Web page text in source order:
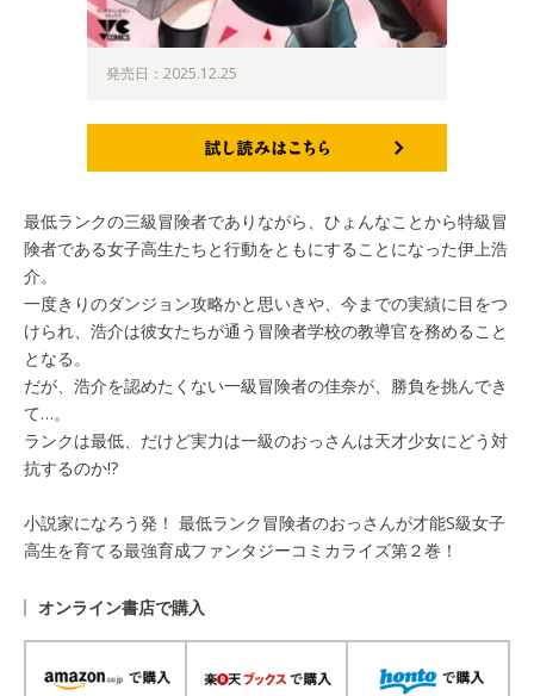
発売日：2025.12.25
最低ランクの三級冒険者でありながら、ひょんなことから特級冒
険者である女子高生たちと行動をともにすることになった伊上浩
介。
一度きりのダンジョン攻略かと思いきや、今までの実績に目をつ
けられ、浩介は彼女たちが通う冒険者学校の教導官を務めること
となる。
だが、浩介を認めたくない一級冒険者の佳奈が、勝負を挑んでき
て…。
ランクは最低、だけど実力は一級のおっさんは天才少女にどう対
抗するのか!?
小説家になろう発！ 最低ランク冒険者のおっさんが才能S級女子
高生を育てる最強育成ファンタジーコミカライズ第２巻！
オンライン書店で購入